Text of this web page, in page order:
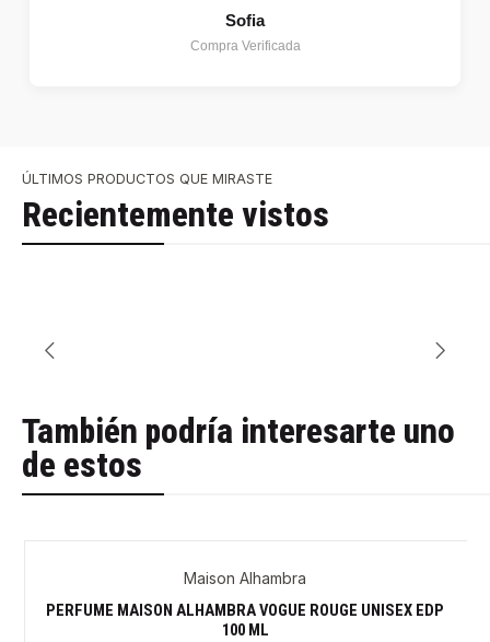
Sofia
Compra Verificada
ÚLTIMOS PRODUCTOS QUE MIRASTE
Recientemente vistos
También podría interesarte uno
de estos
Maison Alhambra
PERFUME MAISON ALHAMBRA VOGUE ROUGE UNISEX EDP
100 ML